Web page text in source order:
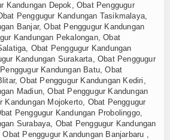
Kandungan Depok, Obat Penggugur
Penggugur Kandungan Tasikmalaya,
Banjar, Obat Penggugur Kandungan
Kandungan Pekalongan, Obat
Obat Penggugur Kandungan
Kandungan Surakarta, Obat Penggugur
Kandungan Batu, Obat
Obat Penggugur Kandungan Kediri,
Madiun, Obat Penggugur Kandungan
Kandungan Mojokerto, Obat Penggugur
Penggugur Kandungan Probolinggo,
Surabaya, Obat Penggugur Kandungan
Penggugur Kandungan Banjarbaru ,